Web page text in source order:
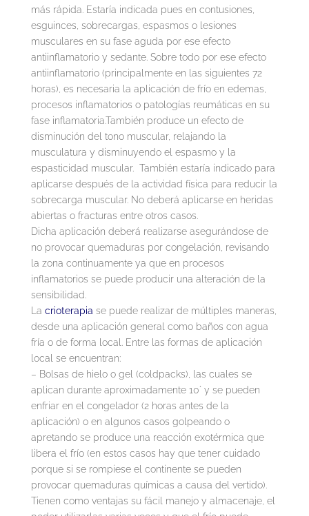
más rápida. Estaría indicada pues en contusiones,
esguinces, sobrecargas, espasmos o lesiones
musculares en su fase aguda por ese efecto
antiinflamatorio y sedante. Sobre todo por ese efecto
antiinflamatorio (principalmente en las siguientes 72
horas), es necesaria la aplicación de frío en edemas,
procesos inflamatorios o patologías reumáticas en su
fase inflamatoria.También produce un efecto de
disminución del tono muscular, relajando la
musculatura y disminuyendo el espasmo y la
espasticidad muscular. También estaría indicado para
aplicarse después de la actividad física para reducir la
sobrecarga muscular. No deberá aplicarse en heridas
abiertas o fracturas entre otros casos.
Dicha aplicación deberá realizarse asegurándose de
no provocar quemaduras por congelación, revisando
la zona continuamente ya que en procesos
inflamatorios se puede producir una alteración de la
sensibilidad.
La crioterapia se puede realizar de múltiples maneras,
desde una aplicación general como baños con agua
fría o de forma local. Entre las formas de aplicación
local se encuentran:
– Bolsas de hielo o gel (coldpacks), las cuales se
aplican durante aproximadamente 10´ y se pueden
enfriar en el congelador (2 horas antes de la
aplicación) o en algunos casos golpeando o
apretando se produce una reacción exotérmica que
libera el frío (en estos casos hay que tener cuidado
porque si se rompiese el continente se pueden
provocar quemaduras químicas a causa del vertido).
Tienen como ventajas su fácil manejo y almacenaje, el